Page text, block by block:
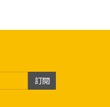
訂閱